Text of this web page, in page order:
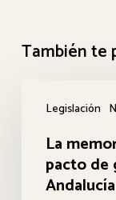
También te
Legislación
memoria
democrática
La
pacto de
Andalucía